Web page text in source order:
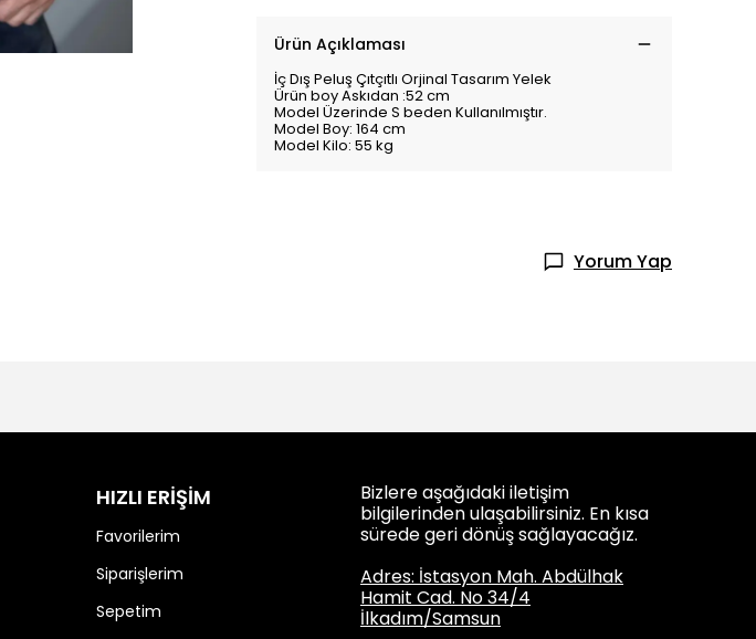
Ürün Açıklaması
İç Dış Peluş Çıtçıtlı Orjinal Tasarım Yelek
Ürün boy Askıdan :52 cm
Model Üzerinde S beden Kullanılmıştır.
Model Boy: 164 cm
Model Kilo: 55 kg
Yorum Yap
HIZLI ERİŞİM
Favorilerim
Siparişlerim
Sepetim
Bizlere aşağıdaki iletişim
bilgilerinden ulaşabilirsiniz. En kısa
sürede geri dönüş sağlayacağız.
Adres: İstasyon Mah. Abdülhak
Hamit Cad. No 34/4
İlkadım/Samsun